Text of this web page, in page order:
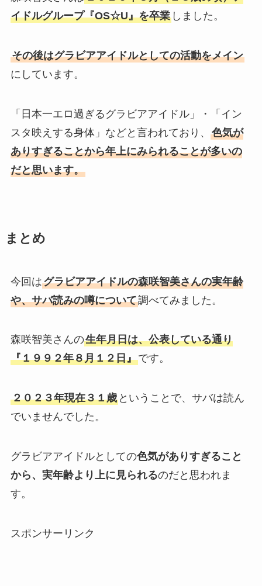
イドルグループ『OS☆U』を卒業しました。
その後はグラビアアイドルとしての活動をメイン
にしています。
「日本一エロ過ぎるグラビアアイドル」・「イン
スタ映えする身体」などと言われており、 色気が
ありすぎることから年上にみられることが多いの
だと思います。
まとめ
今回はグラビアアイドルの森咲智美さんの実年齢
や、サバ読みの噂について調べてみました。
森咲智美さんの生年月日は、公表している通り
『１９９２年８月１２日』です。
２０２３年現在３１歳ということで、サバは読ん
でいませんでした。
グラビアアイドルとしての色気がありすぎること
から、実年齢より上に見られるのだと思われま
す。
スポンサーリンク